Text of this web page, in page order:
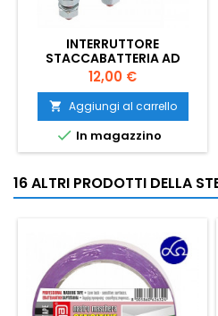
INTERRUTTORE
STACCABATTERIA AD
AZIONAMENTO MANUALE
CON CHIAVE ESTRAIBILE 100
A
Prezzo
12,00 €
 Aggiungi al carrello
 In magazzino
16 ALTRI PRODOTTI DELLA